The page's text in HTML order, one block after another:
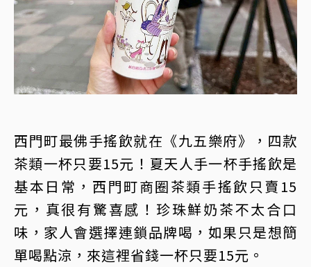
西門町最佛手搖飲就在《九五樂府》，四款
茶類一杯只要15元！夏天人手一杯手搖飲是
基本日常，西門町商圈茶類手搖飲只賣15
元，真很有驚喜感！珍珠鮮奶茶不太合口
味，家人會選擇連鎖品牌喝，如果只是想簡
單喝點涼，來這裡省錢一杯只要15元。